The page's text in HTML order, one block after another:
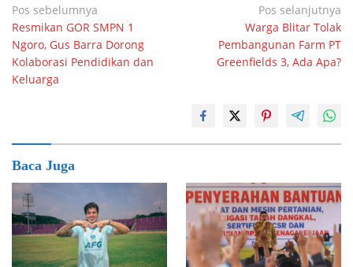
Navigasi
pos
Pos sebelumnya
Resmikan GOR SMPN 1
Ngoro, Gus Barra Dorong
Kolaborasi Pendidikan dan
Keluarga
Pos selanjutnya
Warga Blitar Tolak
Pembangunan Farm PT
Greenfields 3, Ada Apa?
Baca Juga